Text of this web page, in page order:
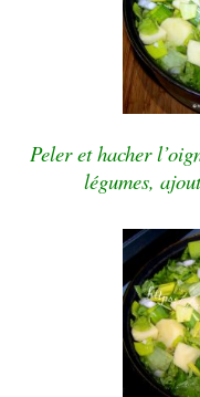
Peler et hacher
légumes,